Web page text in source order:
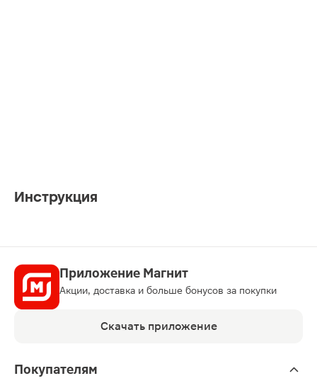
Инструкция
Приложение Магнит
Акции, доставка и больше бонусов за покупки
Скачать приложение
Покупателям